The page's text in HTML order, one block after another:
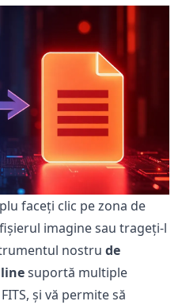
faceți clic pe zona de
imagine sau trageți-l
nostru de
suportă multiple
și vă permite să